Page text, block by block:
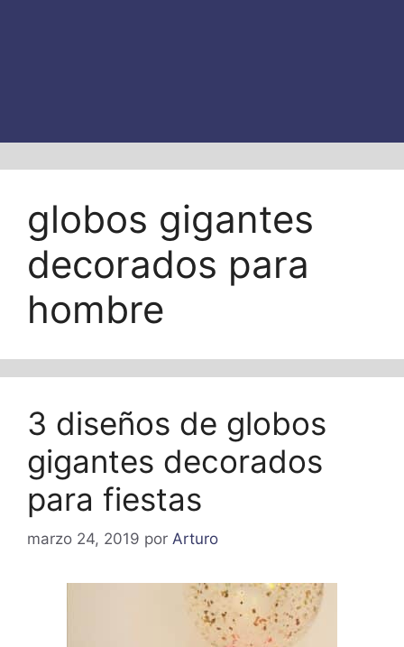
globos gigantes
decorados para
hombre
3 diseños de globos
gigantes decorados
para fiestas
marzo 24, 2019 por Arturo